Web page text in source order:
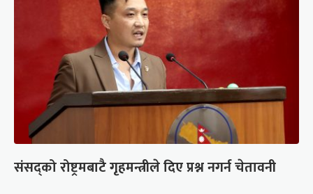
संसद्को रोष्ट्रमबाटै गृहमन्त्रीले दिए प्रश्न नगर्न चेतावनी